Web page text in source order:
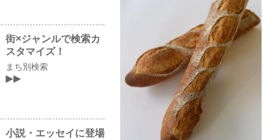
街×ジャンルで検索カ
スタマイズ！
まち別検索
小説・エッセイに登場